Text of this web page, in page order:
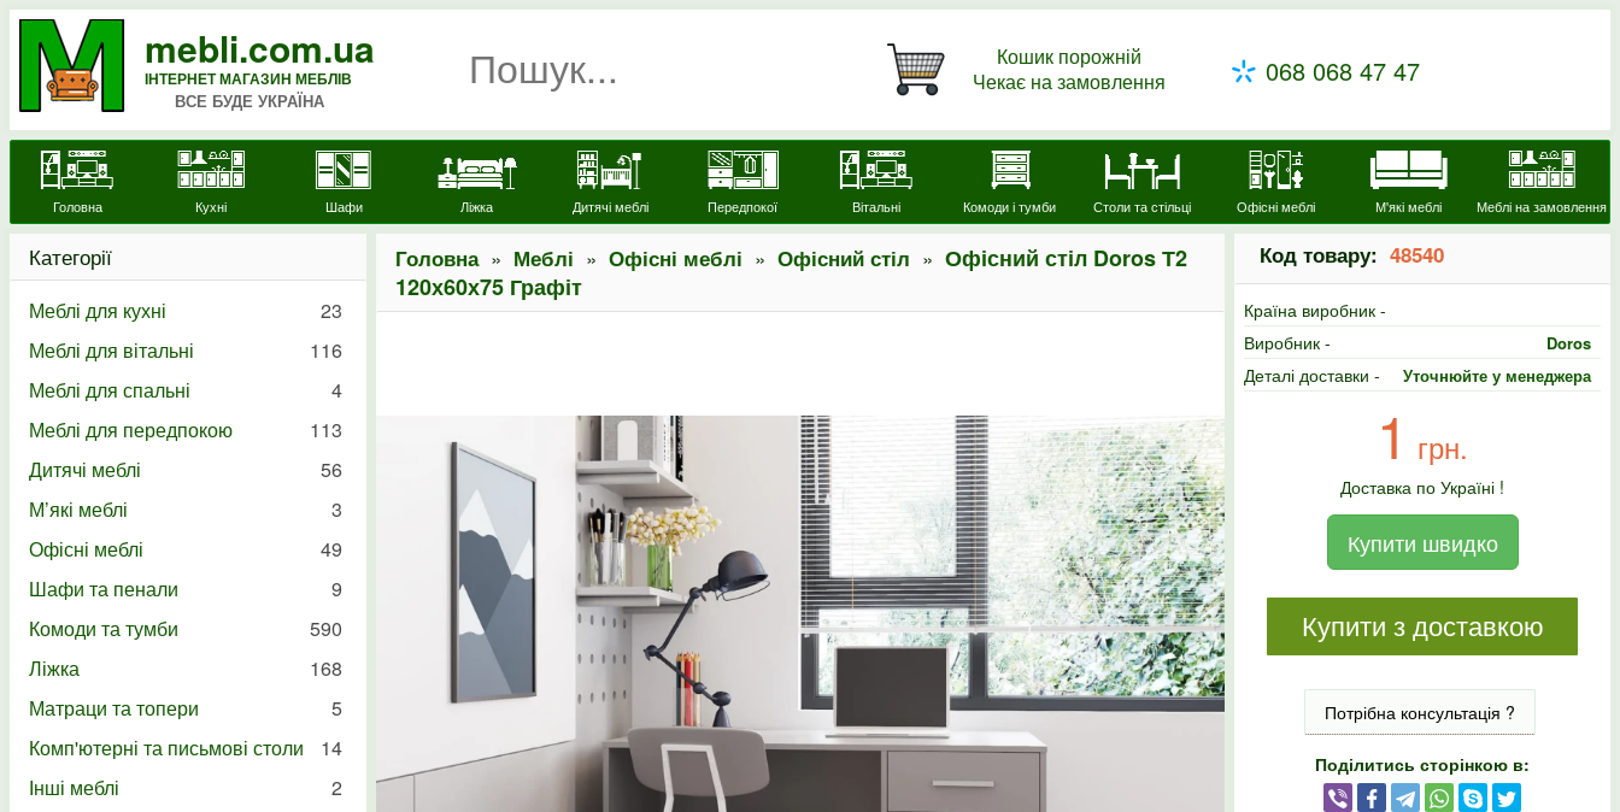
Кошик порожній
Чекає на замовлення
068 068 47 47
mebli.com.ua
ІНТЕРНЕТ МАГАЗИН МЕБЛІВ
ВСЕ БУДЕ УКРАЇНА
Головна Кухні Шафи Ліжка Дитячі меблі Передпокої Вітальні Комоди і тумби Столи та стільці Офісні меблі М'які меблі Меблі на замовлення
Головна» Меблі » Офісні меблі » Офісний стіл » Офісний стіл Doros Т2
120х60х75 Графіт
Код товару: 48540
Країна виробник -
Виробник -
Doros
Деталі доставки - Уточнюйте у менеджера
1 грн.
Доставка по Україні !
Купити швидко
Купити з доставкою
Потрібна консультація ?
Поділитись сторінкою в:
Категорії
Меблі для кухні
23
Меблі для вітальні
116
Меблі для спальні
4
Меблі для передпокою
113
Дитячі меблі
56
М’які меблі
3
Офісні меблі
49
Шафи та пенали
9
Комоди та тумби
590
Ліжка
168
Матраци та топери
5
Комп'ютерні та письмові столи
14
Інші меблі
2